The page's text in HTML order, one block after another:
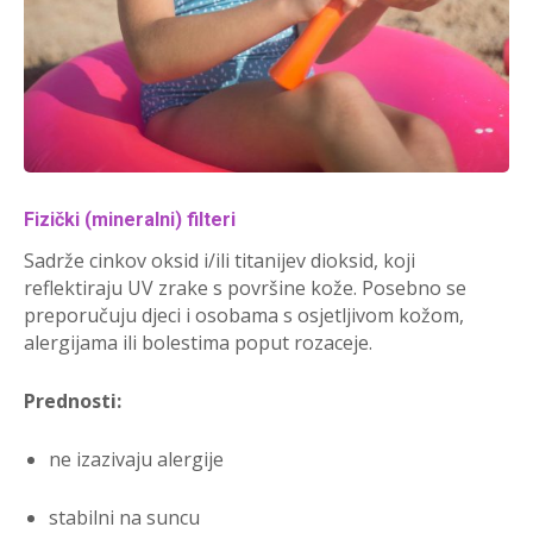
Fizički (mineralni) filteri
Sadrže cinkov oksid i/ili titanijev dioksid, koji
reflektiraju UV zrake s površine kože. Posebno se
preporučuju djeci i osobama s osjetljivom kožom,
alergijama ili bolestima poput rozaceje.
Prednosti:
ne izazivaju alergije
stabilni na suncu